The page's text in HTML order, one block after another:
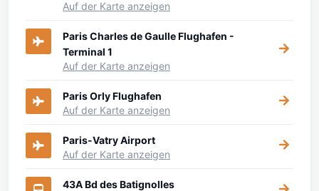
Auf der Karte anzeigen
Paris Charles de Gaulle Flughafen -
Terminal 1
Auf der Karte anzeigen
Paris Orly Flughafen
Auf der Karte anzeigen
Paris-Vatry Airport
Auf der Karte anzeigen
43A Bd des Batignolles